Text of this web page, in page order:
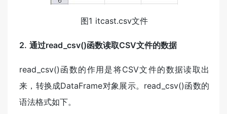
图1 itcast.csv文件
2. 通过read_csv()函数读取CSV文件的数据
read_csv()函数的作用是将CSV文件的数据读取出
来，转换成DataFrame对象展示。read_csv()函数的
语法格式如下。